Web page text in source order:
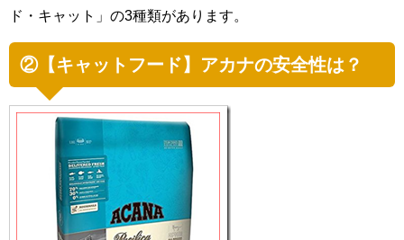
ド・キャット」の3種類があります。
②【キャットフード】アカナの安全性は？